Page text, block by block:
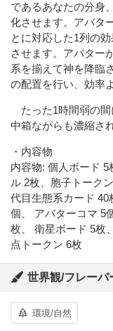
であるあなたの分身
化させます。アバタ
とに対応した1列の
させます。アバター
系を揃えて神を降臨
の配置を行い、効率
たった1時間弱の間
中箱ながらも濃縮さ
・内容物
内容物: 個人ボード
ル 2枚、胞子トーク
代目生態系カード
個、 アバターコマ 5
枚、 衛星ボード 5枚
点トークン 6枚
世界観/フレーバ
環境/自然